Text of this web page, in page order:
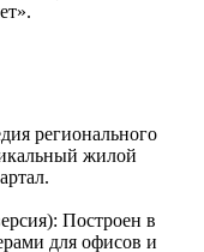
регионального
жилой
Построен в
для офисов и